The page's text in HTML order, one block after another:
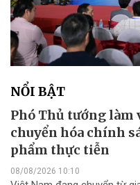
NỔI BẬT
Phó Thủ tướng làm
chuyển hóa chính
phẩm thực tiễn
08/08/2026 10:10